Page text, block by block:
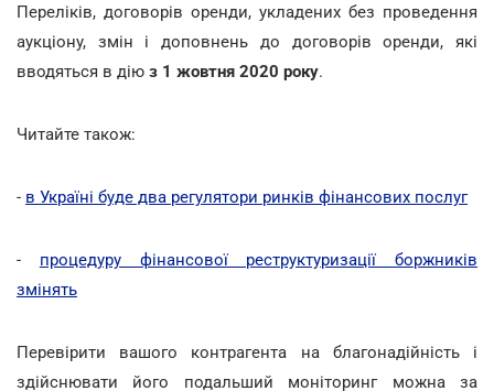
Переліків, договорів оренди, укладених без проведення
аукціону, змін і доповнень до договорів оренди, які
вводяться в дію з 1 жовтня 2020 року.
Читайте також:
- в Україні буде два регулятори ринків фінансових послуг
- процедуру фінансової реструктуризації боржників
змінять
Перевірити вашого контрагента на благонадійність і
здійснювати його подальший моніторинг можна за